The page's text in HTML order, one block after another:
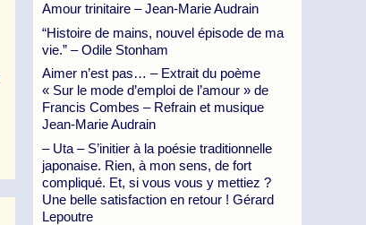
Amour trinitaire – Jean-Marie Audrain
“Histoire de mains, nouvel épisode de ma
vie.” – Odile Stonham
Aimer n’est pas… – Extrait du poème
« Sur le mode d’emploi de l’amour » de
Francis Combes – Refrain et musique
Jean-Marie Audrain
– Uta – S’initier à la poésie traditionnelle
japonaise. Rien, à mon sens, de fort
compliqué. Et, si vous vous y mettiez ?
Une belle satisfaction en retour ! Gérard
Lepoutre